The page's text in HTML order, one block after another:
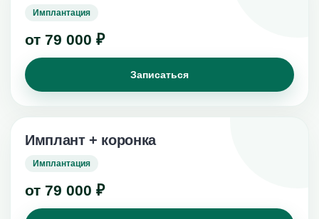
Имплантация
от 79 000 ₽
Записаться
Имплант + коронка
Имплантация
от 79 000 ₽